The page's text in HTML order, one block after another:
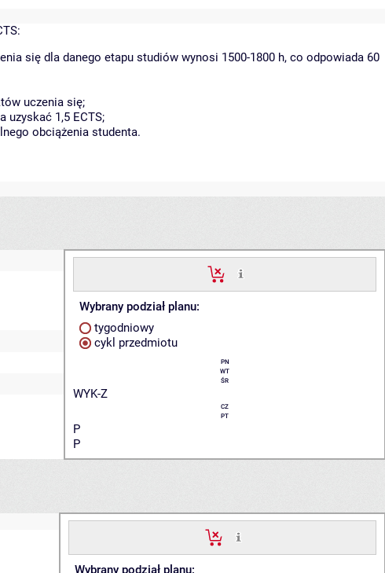
się dla danego etapu studiów wynosi 1500-1800 h, co odpowiada 60
uczenia się;
uzyskać 1,5 ECTS;
obciążenia studenta.
Wybrany podział planu:
tygodniowy
cykl przedmiotu
PN
WT
ŚR
WYK-Z
CZ
PT
P
P
Wybrany podział planu: